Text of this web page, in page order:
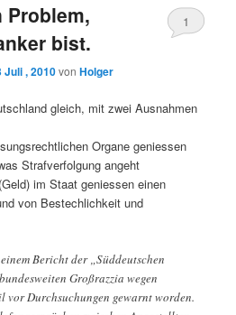
Problem,
bist.
Juli , 2010vonHolger
1
gleich, mit zwei Ausnahmen
Organe geniessen
Strafverfolgung angeht
im Staat geniessen einen
von Bestechlichkeit und
Bericht der „Süddeutschen
Großrazzia wegen
Durchsuchungen gewarnt worden.